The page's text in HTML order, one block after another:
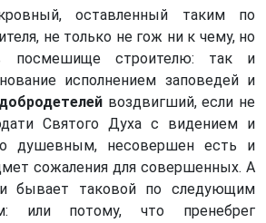
оставленный таким по
не только не гож ни к чему, но
строителю: так и
исполнением заповедей и
добродетелей воздвигший, если не
Святого Духа с видением и
душевным, несовершен есть и
сожаления для совершенных. А
бывает таковой по следующим
или потому, что пренебрег